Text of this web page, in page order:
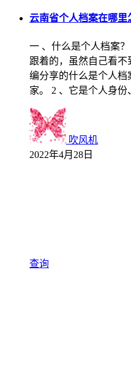
云南省个人档案在哪里
一 、什么是个人档案
跟着的，虽然自己看
编分享的什么是个人档
家。 2 、它是个人身
吹风机
2022年4月28日
查询